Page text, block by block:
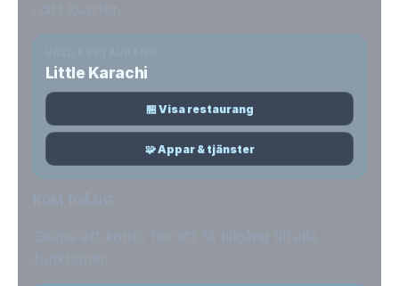
Little Karachi
🏪 Visa restaurang
🧩 Appar & tjänster